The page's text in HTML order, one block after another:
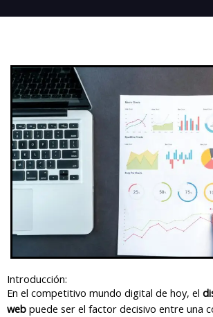
Introducción:
En el competitivo mundo digital de hoy, el
web puede ser el factor decisivo entre una